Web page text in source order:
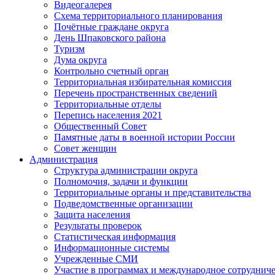
Видеогалерея
Схема территориального планирования
Почётные граждане округа
День Шпаковского района
Туризм
Дума округа
Контрольно счетный орган
Территориальная избирательная комиссия
Перечень пространственных сведений
Территориальные отделы
Перепись населения 2021
Общественный Совет
Памятные даты в военной истории России
Совет женщин
Администрация
Структура администрации округа
Полномочия, задачи и функции
Территориальные органы и представительства
Подведомственные организации
Защита населения
Результаты проверок
Статистическая информация
Информационные системы
Учрежденные СМИ
Участие в программах и международное